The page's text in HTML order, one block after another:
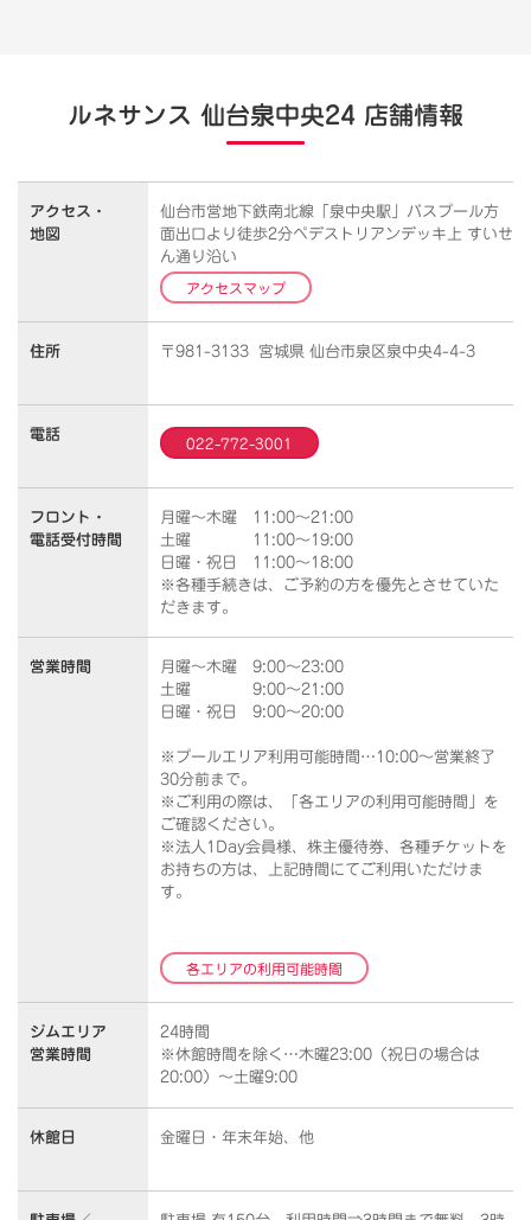
ルネサンス 仙台泉中央24 店舗情報
アクセス・
地図
仙台市営地下鉄南北線「泉中央駅」バスプール方
面出口より徒歩2分ペデストリアンデッキ上 すいせ
ん通り沿い
アクセスマップ
住所 〒981-3133 宮城県 仙台市泉区泉中央4-4-3
電話
022-772-3001
フロント・
電話受付時間
月曜～木曜 11:00～21:00
土曜 11:00～19:00
日曜・祝日 11:00～18:00
※各種手続きは、ご予約の方を優先とさせていた
だきます。
営業時間
月曜～木曜 9:00～23:00
土曜 9:00～21:00
日曜・祝日 9:00～20:00
※プールエリア利用可能時間…10:00～営業終了
30分前まで。
※ご利用の際は、「各エリアの利用可能時間」を
ご確認ください。
※法人1Day会員様、株主優待券、各種チケットを
お持ちの方は、上記時間にてご利用いただけま
す。
各エリアの利用可能時間
ジムエリア
営業時間
24時間
※休館時間を除く…木曜23:00（祝日の場合は
20:00）～土曜9:00
休館日 金曜日・年末年始、他